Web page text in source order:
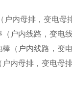
户内母排，变电
户内线路，变电
（户内线路，变
内母排，变电母排